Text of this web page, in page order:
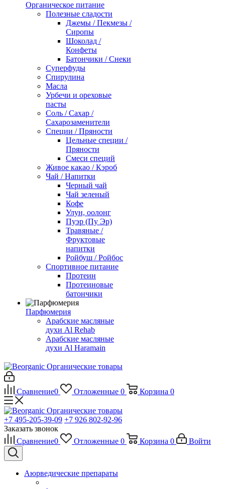
Органическое питание
Полезные сладости
Джемы / Пекмезы /
Сиропы
Шоколад /
Конфеты
Батончики / Снеки
Суперфуды
Спирулина
Масла
Урбечи и ореховые
пасты
Соль / Сахар /
Сахарозаменители
Специи / Пряности
Цельные специи /
Пряности
Смеси специй
Живое какао / Кэроб
Чай / Напитки
Черный чай
Чай зеленый
Кофе
Улун, оолонг
Пуэр (Пу Эр)
Травяные /
Фруктовые
напитки
Ройбуш / Ройбос
Спортивное питание
Протеин
Протеиновые
батончики
Парфюмерия
Арабские масляные
духи Al Rehab
Арабские масляные
духи Al Haramain
Органические товары
Сравнение0 Отложенные 0 Корзина 0
Органические товары
+7 495-205-39-09 +7 926 802-92-96
Заказать звонок
Сравнение0 Отложенные 0 Корзина 0 Войти
Аюрведические препараты